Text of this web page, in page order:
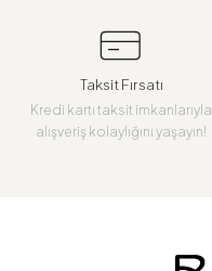
Taksit Fırsatı
Kredi kartı taksit imkanlarıyla
alışveriş kolaylığını yaşayın!